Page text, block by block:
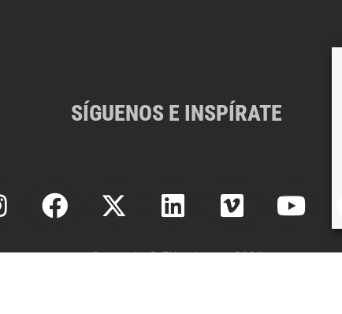
SÍGUENOS E INSPÍRATE
Copyright © EXarchitects 2026